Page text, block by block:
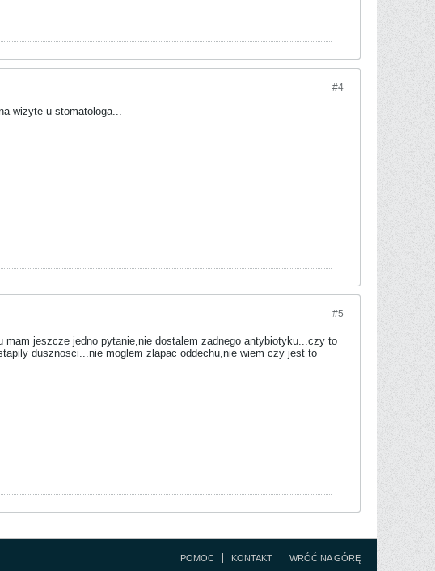
#4
wizyte u stomatologa...
#5
jeszcze jedno pytanie,nie dostalem zadnego antybiotyku...czy to
dusznosci...nie moglem zlapac oddechu,nie wiem czy jest to
POMOC KONTAKT WRÓĆ NA GÓRĘ